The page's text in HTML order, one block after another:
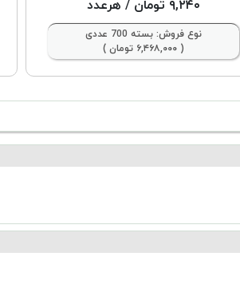
۹,۲۴۰ تومان / هرعدد
نوع فروش: بسته 700 عددی
( ۶,۴۶۸,۰۰۰ تومان )